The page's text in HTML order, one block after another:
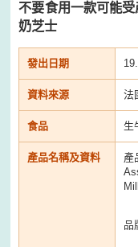
不要食用一款可能
奶芝士
發出日期
資料來源 法
食品 生
產品名稱及資料
產
品